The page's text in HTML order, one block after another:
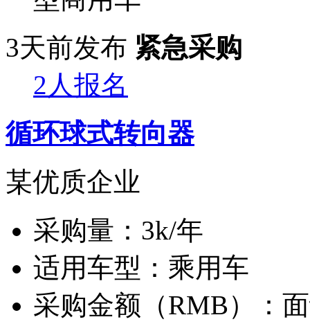
3天前发布 紧急采购
2人报名
循环球式转向器
某优质企业
采购量： 3k/年
适用车型： 乘用车
采购金额（RMB）：